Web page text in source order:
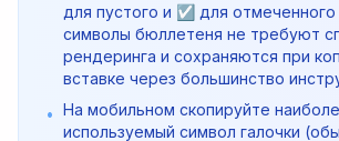
для пустого и ☑ для
символы бюллетеня не требуют
рендеринга и сохраняются при
вставке через большинство
• На мобильном скопируйте
используемый символ галочки